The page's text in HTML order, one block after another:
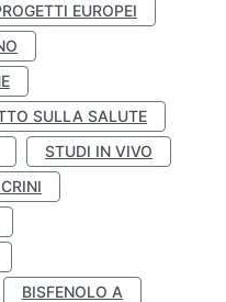
EUROPEI
SULLA SALUTE
STUDI IN VIVO
BISFENOLO A